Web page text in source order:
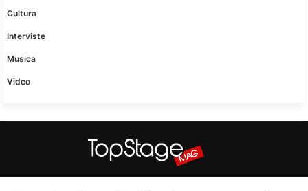
Cultura
Interviste
Musica
Video